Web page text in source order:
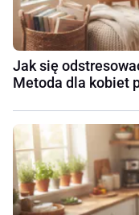
Jak się
Metoda dla kobiet